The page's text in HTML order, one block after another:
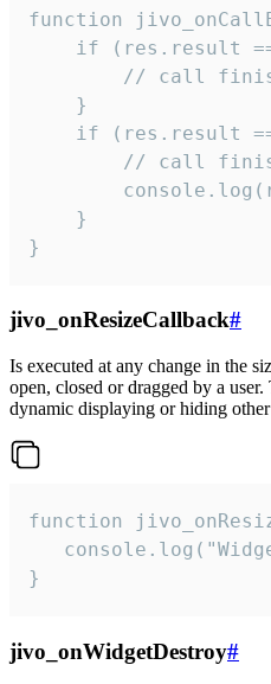
function
if (res.result
// call
    }
if (res.result
// call
    }
}
jivo_onResizeCallback#
Is executed at any change in the
open, closed or dragged by a
dynamic displaying or hiding
function
}
jivo_onWidgetDestroy#